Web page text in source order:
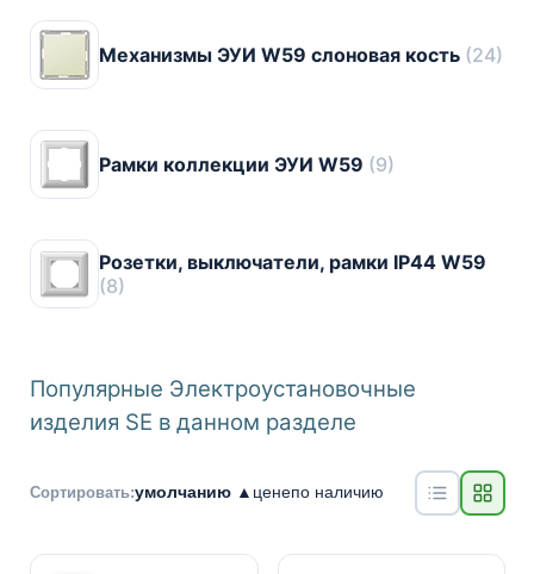
Механизмы ЭУИ W59 слоновая кость (24)
Рамки коллекции ЭУИ W59 (9)
Розетки, выключатели, рамки IP44 W59
(8)
Популярные Электроустановочные
изделия SE в данном разделе
Сортировать:умолчанию ▲ ценепо наличию